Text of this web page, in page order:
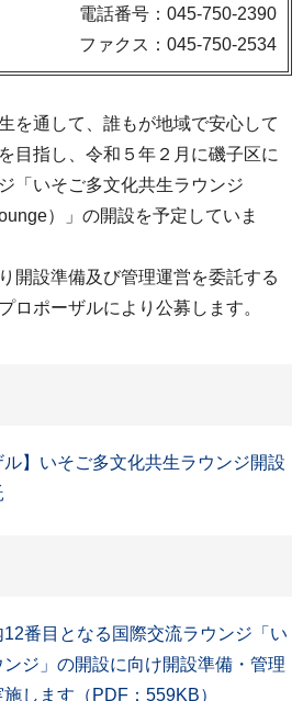
電話番号：045-750-2390
ファクス：045-750-2534
を通して、誰もが地域で安心して
目指し、令和５年２月に磯子区に
「いそご多文化共生ラウンジ
）」の開設を予定していま
開設準備及び管理運営を委託する
ロポーザルにより公募します。
ル】いそご多文化共生ラウンジ開設
12番目となる国際交流ラウンジ「い
ジ」の開設に向け開設準備・管理
します（PDF：559KB）